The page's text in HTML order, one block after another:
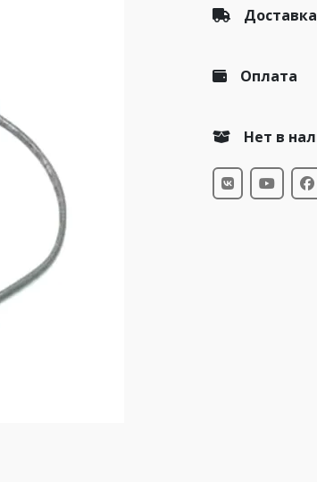
Доставка
Оплата
Нет в